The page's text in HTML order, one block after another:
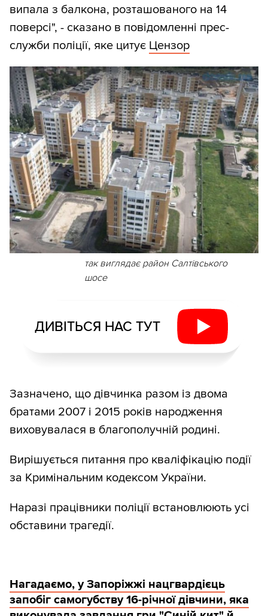
випала з балкона, розташованого на 14
поверсі", - сказано в повідомленні прес-
служби поліції, яке цитує Цензор
так виглядає район Салтівського
шосе
ДИВІТЬСЯ НАС ТУТ
Зазначено, що дівчинка разом із двома
братами 2007 і 2015 років народження
виховувалася в благополучній родині.
Вирішується питання про кваліфікацію події
за Кримінальним кодексом України.
Наразі працівники поліції встановлюють усі
обставини трагедії.
Нагадаємо, у Запоріжжі нацгвардієць
запобіг самогубству 16-річної дівчини, яка